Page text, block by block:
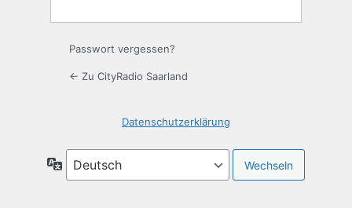
Passwort vergessen?
← Zu CityRadio Saarland
Datenschutzerklärung
Sprache